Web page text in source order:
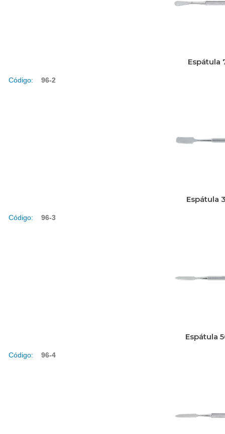
Espátula
Código: 96-2
Espátula
Código: 96-3
Espátula
Código: 96-4